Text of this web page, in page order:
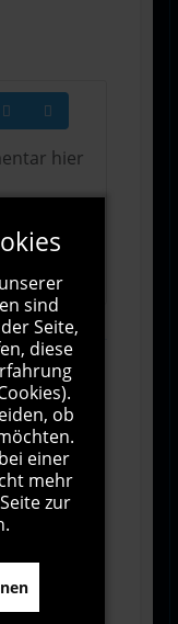
Zeichen übrig
Website
sind
Seite,
diese
ob
einer
mehr
zur